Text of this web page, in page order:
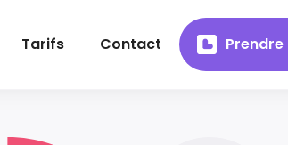
Tarifs Contact